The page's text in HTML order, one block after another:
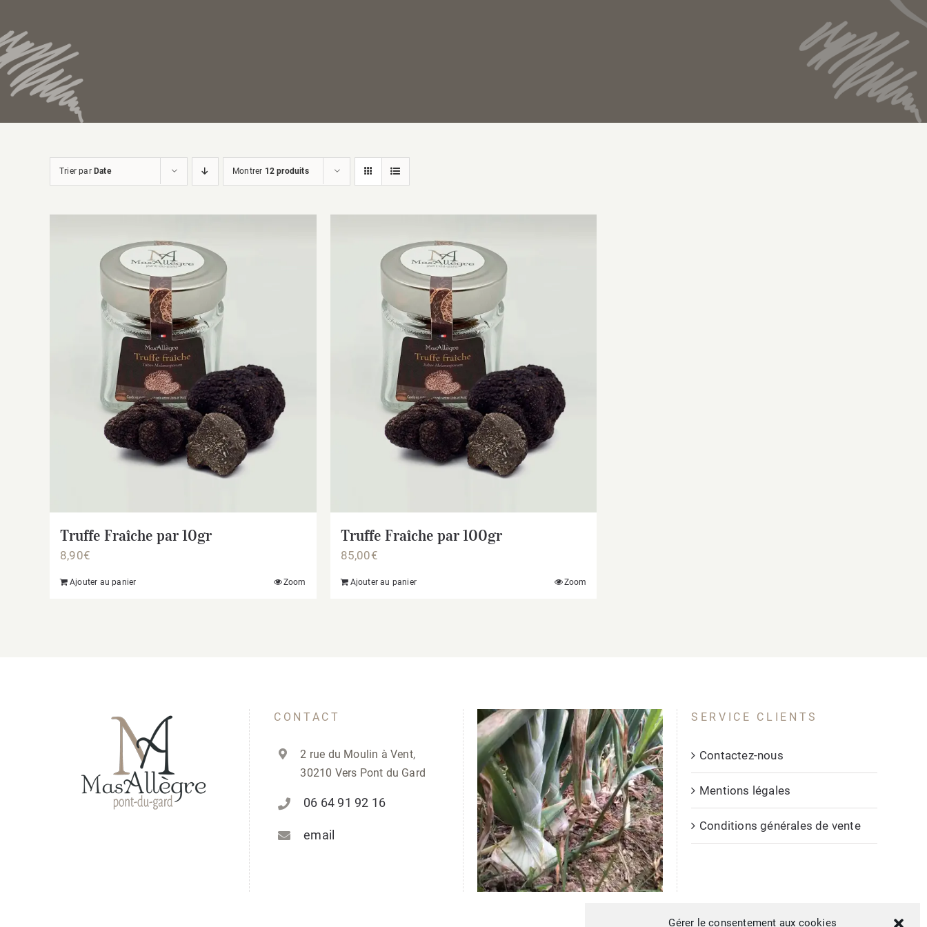
Gérer le consentement aux cookies
Trier par Date Montrer 12 produits
Truffe Fraîche par 10gr
8,90€
Ajouter au panier Zoom
Truffe Fraîche par 100gr
85,00€
Ajouter au panier Zoom
CONTACT
2 rue du Moulin à Vent,
30210 Vers Pont du Gard
06 64 91 92 16
email
SERVICE CLIENTS
Contactez-nous
Mentions légales
Conditions générales de vente